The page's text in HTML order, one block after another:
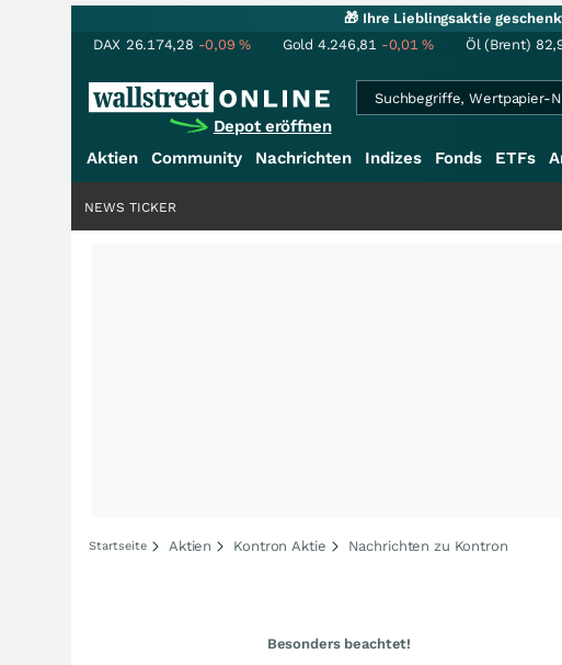
🎁 Ihre Lieblingsaktie
DAX 26.174,28 -0,09% Gold 4.246,81 -0,01% Öl (Brent)
Depot eröffnen
Aktien Community Nachrichten Indizes Fonds ETFs
NEWS TICKER
Startseite Aktien Kontron Aktie Nachrichten zu Kontron
Besonders beachtet!